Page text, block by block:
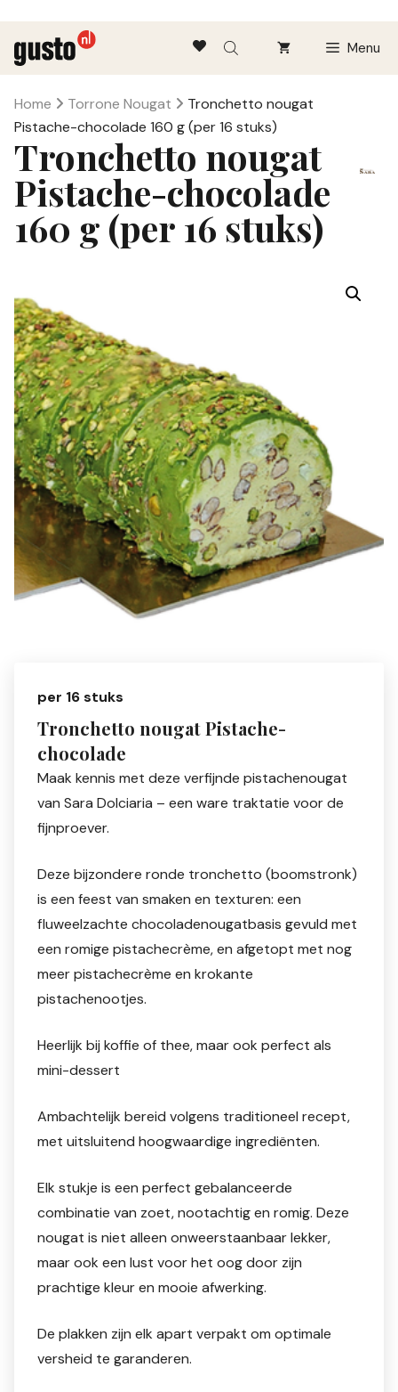
naar
de
inhoud
Menu
Home Torrone Nougat
Tronchetto nougat
Pistache-chocolade 160 g (per 16 stuks)
Tronchetto nougat
Pistache-chocolade
160 g (per 16 stuks)
per 16 stuks
Tronchetto nougat Pistache-
chocolade
Maak kennis met deze verfijnde pistachenougat
van Sara Dolciaria – een ware traktatie voor de
fijnproever.
Deze bijzondere ronde tronchetto (boomstronk)
is een feest van smaken en texturen: een
fluweelzachte chocoladenougatbasis gevuld met
een romige pistachecrème, en afgetopt met nog
meer pistachecrème en krokante
pistachenootjes.
Heerlijk bij koffie of thee, maar ook perfect als
mini-dessert
Ambachtelijk bereid volgens traditioneel recept,
met uitsluitend hoogwaardige ingrediënten.
Elk stukje is een perfect gebalanceerde
combinatie van zoet, nootachtig en romig. Deze
nougat is niet alleen onweerstaanbaar lekker,
maar ook een lust voor het oog door zijn
prachtige kleur en mooie afwerking.
De plakken zijn elk apart verpakt om optimale
versheid te garanderen.